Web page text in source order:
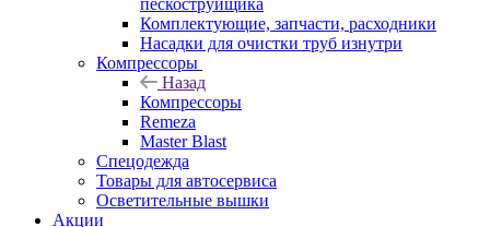
пескоструйщика
Комплектующие, запчасти, расходники
Насадки для очистки труб изнутри
Компрессоры
Назад
Компрессоры
Remeza
Master Blast
Спецодежда
Товары для автосервиса
Осветительные вышки
Акции